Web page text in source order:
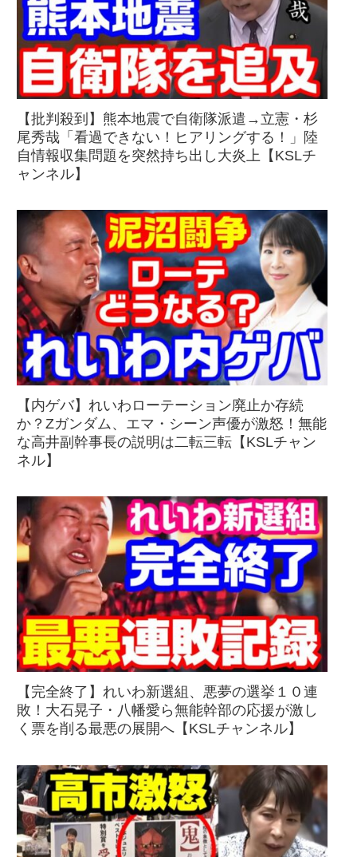
【批判殺到】熊本地震で自衛隊派遣→立憲・杉
尾秀哉「看過できない！ヒアリングする！」陸
自情報収集問題を突然持ち出し大炎上【KSLチ
ャンネル】
【内ゲバ】れいわローテーション廃止か存続
か？Zガンダム、エマ・シーン声優が激怒！無能
な高井副幹事長の説明は二転三転【KSLチャン
ネル】
【完全終了】れいわ新選組、悪夢の選挙１０連
敗！大石晃子・八幡愛ら無能幹部の応援が激し
く票を削る最悪の展開へ【KSLチャンネル】